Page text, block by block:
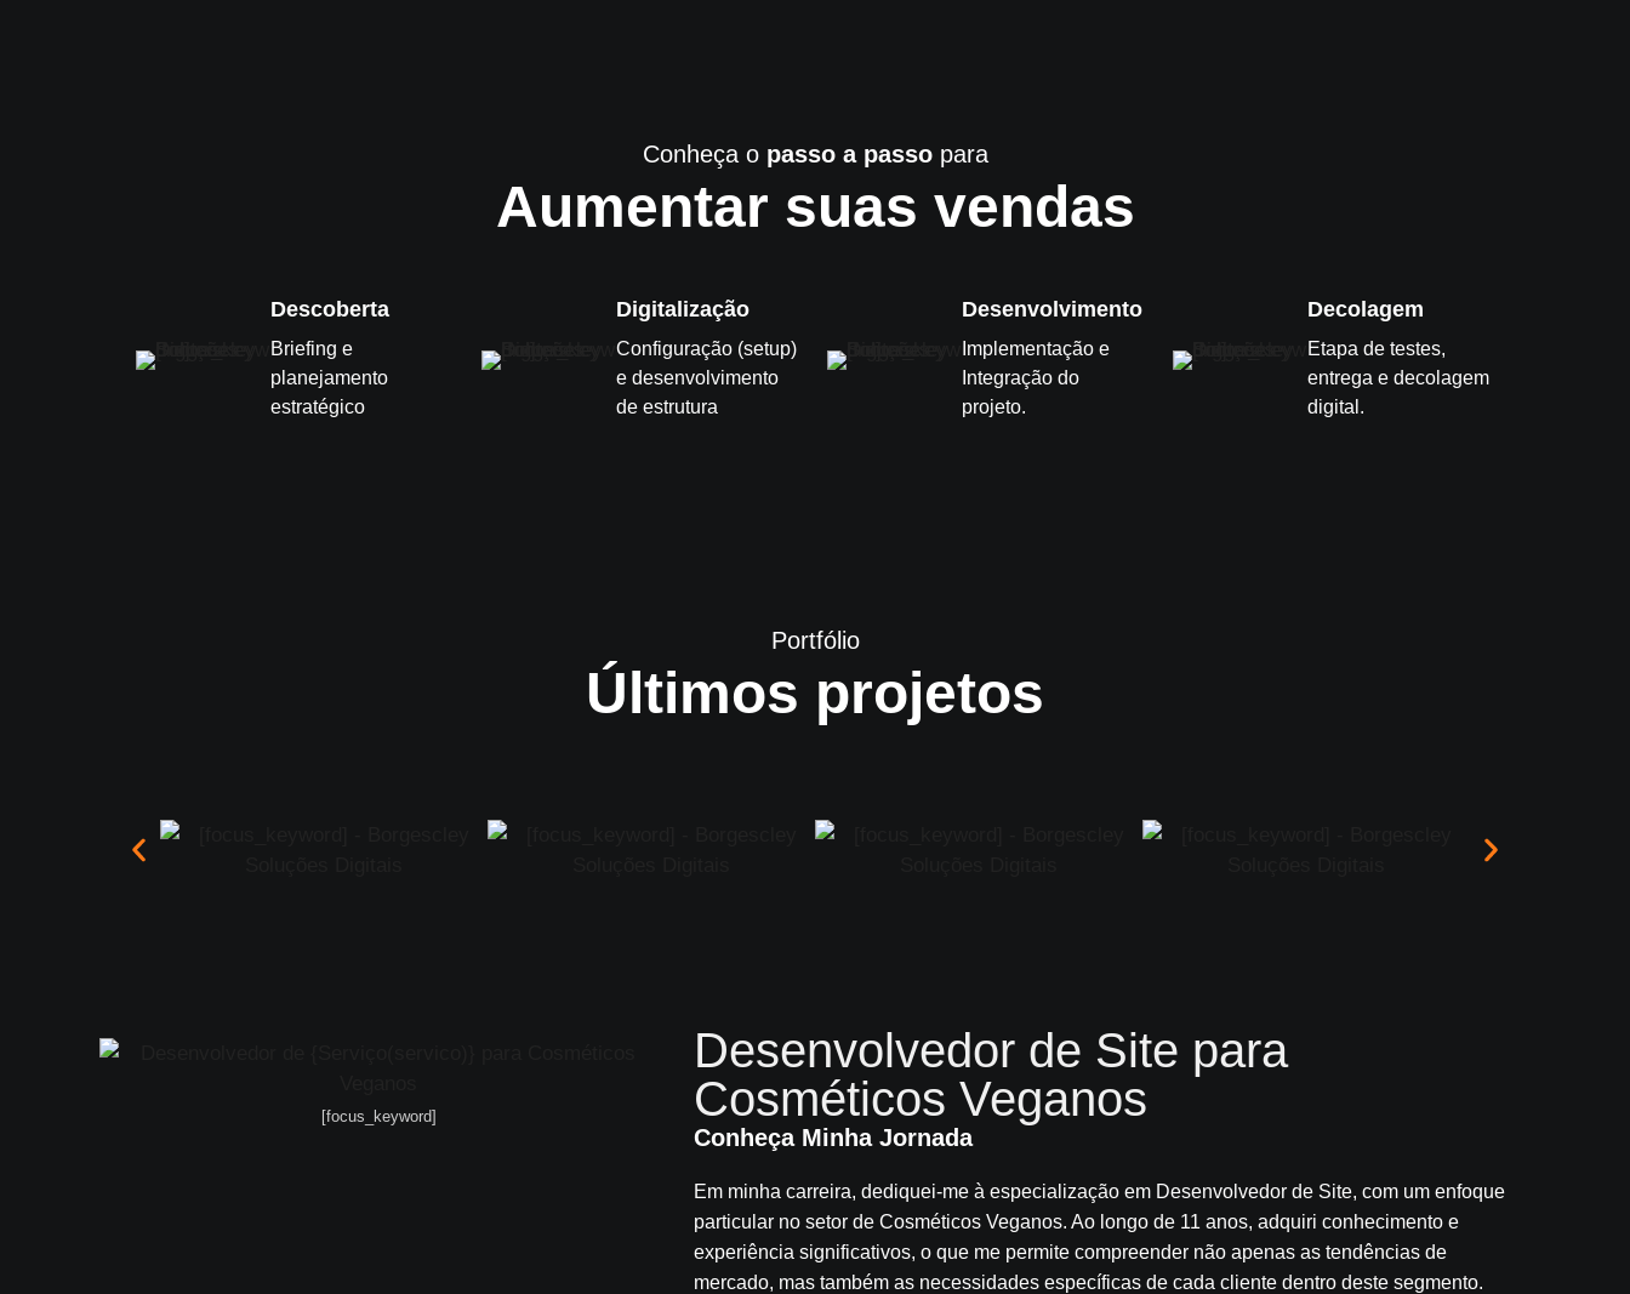
Conheça o passo a passopara
Aumentar suas vendas
Descoberta
Briefing e
planejamento
estratégico
Digitalização
Configuração (setup)
e desenvolvimento
de estrutura
Desenvolvimento
Implementação e
Integração do
projeto.
Decolagem
Etapa de testes,
entrega e decolagem
digital.
Portfólio
Últimos projetos
[focus_keyword]
Desenvolvedor de Site para
Cosméticos Veganos
Conheça Minha Jornada
Em minha carreira, dediquei-me à especialização em Desenvolvedor de Site, com um enfoque
particular no setor de Cosméticos Veganos. Ao longo de 11 anos, adquiri conhecimento e
experiência significativos, o que me permite compreender não apenas as tendências de
mercado, mas também as necessidades específicas de cada cliente dentro deste segmento.